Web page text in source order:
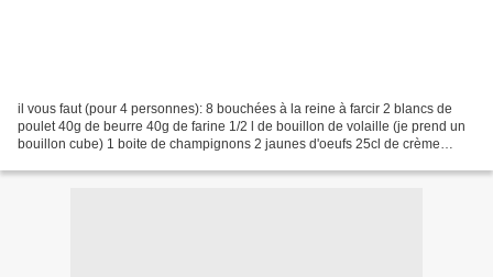
il vous faut (pour 4 personnes): 8 bouchées à la reine à farcir 2 blancs de
poulet 40g de beurre 40g de farine 1/2 l de bouillon de volaille (je prend un
bouillon cube) 1 boite de champignons 2 jaunes d'oeufs 25cl de crème